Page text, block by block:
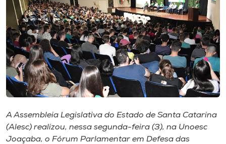
Cultura
CPA
Biblioteca
Rádio
A Assembleia Legislativa do Estado de Santa Catarina
(Alesc) realizou, nessa segunda-feira (3), na Unoesc
Joaçaba, o Fórum Parlamentar em Defesa das